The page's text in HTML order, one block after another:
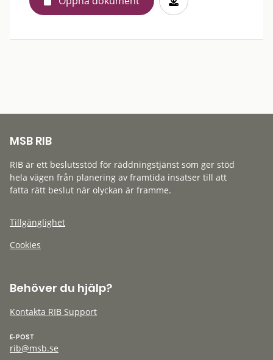
MSB RIB
RIB är ett beslutsstöd för räddningstjänst som ger stöd
hela vägen från planering av framtida insatser till att
fatta rätt beslut när olyckan är framme.
Tillgänglighet
Cookies
Behöver du hjälp?
Kontakta RIB Support
E-POST
rib@msb.se